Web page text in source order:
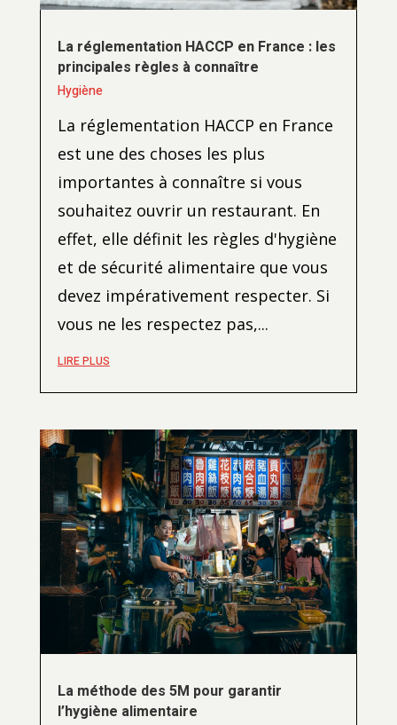
La réglementation HACCP en France : les
principales règles à connaître
Hygiène
La réglementation HACCP en France
est une des choses les plus
importantes à connaître si vous
souhaitez ouvrir un restaurant. En
effet, elle définit les règles d'hygiène
et de sécurité alimentaire que vous
devez impérativement respecter. Si
vous ne les respectez pas,...
LIRE PLUS
La méthode des 5M pour garantir
l’hygiène alimentaire